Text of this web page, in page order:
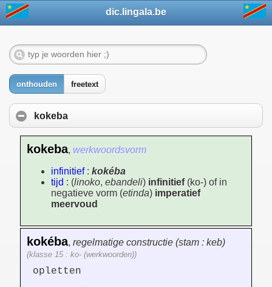
dic.lingala.be
onthouden freetext
kokeba
kokeba, werkwoordsvorm
infinitief: kokéba
tijd : (linoko, ebandeli) infinitief(ko-) of in
negatieve vorm (etinda) imperatief
meervoud
kokéba, regelmatige constructie (stam : keb)
(klasse 15 : ko- (werkwoorden))
opletten